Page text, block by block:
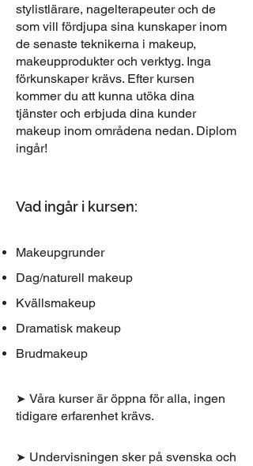
stylistlärare, nagelterapeuter och de
som vill fördjupa sina kunskaper inom
de senaste teknikerna i makeup,
makeupprodukter och verktyg. Inga
förkunskaper krävs. Efter kursen
kommer du att kunna utöka dina
tjänster och erbjuda dina kunder
makeup inom områdena nedan. Diplom
ingår!
Vad ingår i kursen:
Makeupgrunder
Dag/naturell makeup
Kvällsmakeup
Dramatisk makeup
Brudmakeup
➤ Våra kurser är öppna för alla, ingen
tidigare erfarenhet krävs.
➤ Undervisningen sker på svenska och